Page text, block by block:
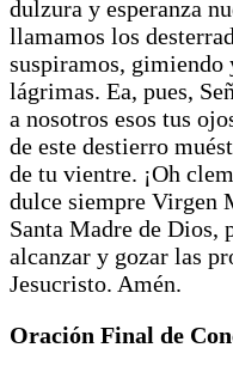
dulzura y esperanza
llamamos los
suspiramos, gimiendo
lágrimas. Ea, pues,
a nosotros esos tus
de este destierro
de tu vientre. ¡Oh
dulce siempre Virgen
Santa Madre de Dios,
alcanzar y gozar las
Jesucristo. Amén.
Oración Final de